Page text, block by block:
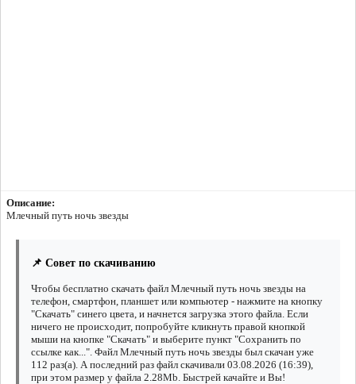
Описание:
Млечный путь ночь звезды
📌 Совет по скачиванию
Чтобы бесплатно скачать файл Млечный путь ночь звезды на
телефон, смартфон, планшет или компьютер - нажмите на кнопку
"Скачать" синего цвета, и начнется загрузка этого файла. Если
ничего не происходит, попробуйте кликнуть правой кнопкой
мыши на кнопке "Скачать" и выберите пункт "Сохранить по
ссылке как...". Файл Млечный путь ночь звезды был скачан уже
112 раз(а). А последний раз файл скачивали 03.08.2026 (16:39),
при этом размер у файла 2.28Mb. Быстрей качайте и Вы!